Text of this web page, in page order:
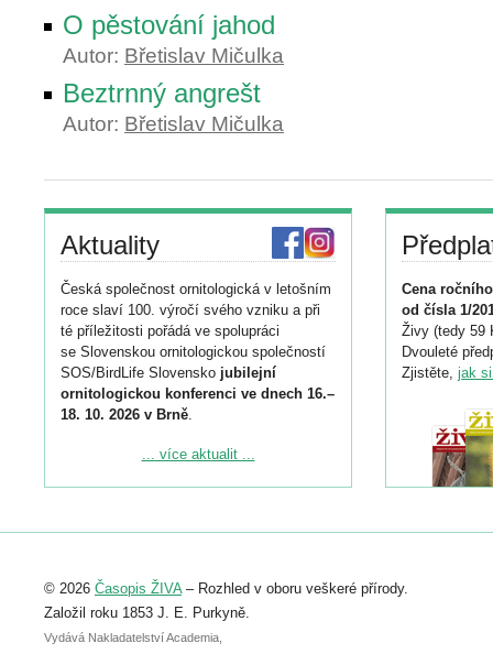
O pěstování jahod
Autor: Břetislav Mičulka
Beztrnný angrešt
Autor: Břetislav Mičulka
Aktuality
Česká společnost ornitologická v letošním
roce slaví 100. výročí svého vzniku a při
té příležitosti pořádá ve spolupráci
se Slovenskou ornitologickou společností
SOS/BirdLife Slovensko jubilejní
ornitologickou konferenci ve dnech 16.–
18. 10. 2026 v Brně.
Podrobnější informace ke konferenci
Registrovat se můžete do 6. září.
abstraktu přihlášené přednášky nebo
posteru je už 30. června.
... více aktualit ...
Cena
od čísla 1/
Živy (tedy 59
Dvouleté
Zjistěte, jak
© 2026 Časopis ŽIVA– Rozhled v oboru veškeré přírody.
Založil roku 1853 J. E. Purkyně.
Vydává Nakladatelství Academia,